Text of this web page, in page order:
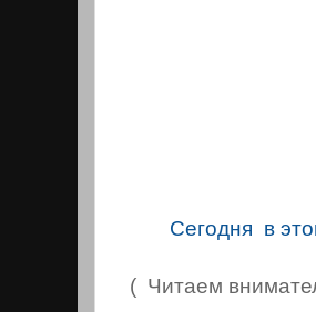
Сегодня в
( Читаем